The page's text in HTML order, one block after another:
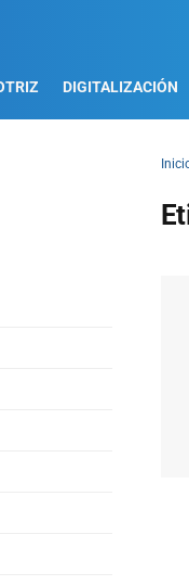
DIGITALIZACIÓN